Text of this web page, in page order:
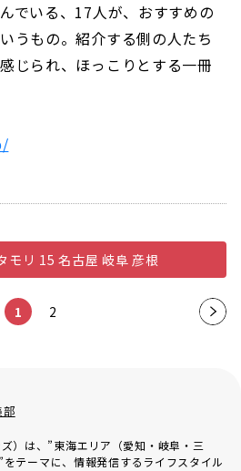
でいる、17人が、おすすめの
うもの。紹介する側の人たち
じられ、ほっこりとする一冊
リ 15 名古屋 岐阜 彦根
1 2
次の
部
）は、”東海エリア（愛知・岐阜・三
テーマに、情報発信するライフスタイル